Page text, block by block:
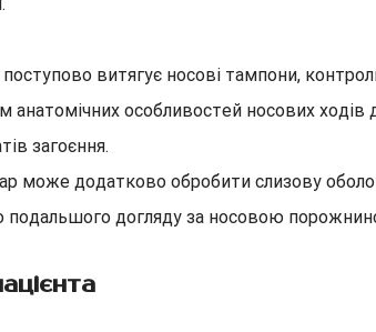
витягує носові тампони,
анатомічних особливостей носових
загоєння.
може додатково обробити слизову
подальшого догляду за носовою